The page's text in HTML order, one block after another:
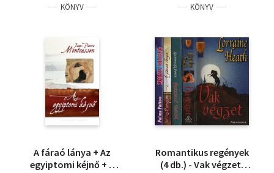
KÖNYV
A fáraó lánya + Az
egyiptomi kéjnő + A
KÖNYV
Romantikus regények
(4 db.) - Vak végzet,